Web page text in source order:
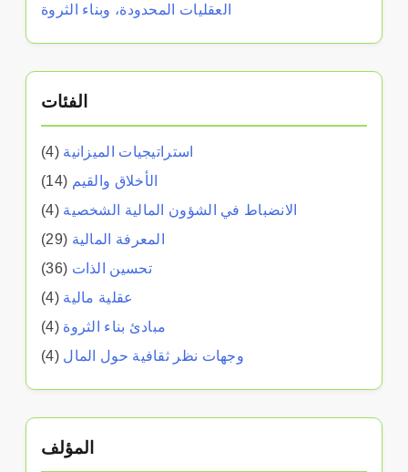
العقليات المحدودة، وبناء الثروة
الفئات
استراتيجيات الميزانية (4)
الأخلاق والقيم (14)
الانضباط في الشؤون المالية الشخصية (4)
المعرفة المالية (29)
تحسين الذات (36)
عقلية مالية (4)
مبادئ بناء الثروة (4)
وجهات نظر ثقافية حول المال (4)
المؤلف